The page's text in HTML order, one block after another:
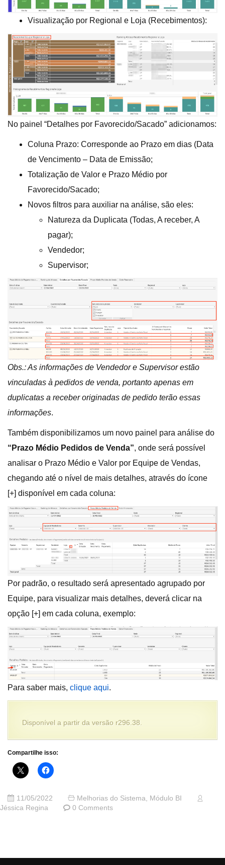
Visualização por Regional e Loja (Recebimentos):
No painel “Detalhes por Favorecido/Sacado” adicionamos:
Coluna Prazo: Corresponde ao Prazo em dias (Data
de Vencimento – Data de Emissão;
Totalização de Valor e Prazo Médio por
Favorecido/Sacado;
Novos filtros para auxiliar na análise, são eles:
Natureza da Duplicata (Todas, A receber, A
pagar);
Vendedor;
Supervisor;
Obs.: As informações de Vendedor e Supervisor estão
vinculadas à pedidos de venda, portanto apenas em
duplicatas a receber originadas de pedido terão essas
informações.
Também disponibilizamos um novo painel para análise do
“Prazo Médio Pedidos de Venda”, onde será possível
analisar o Prazo Médio e Valor por Equipe de Vendas,
chegando até o nível de mais detalhes, através do ícone
[+] disponível em cada coluna:
Por padrão, o resultado será apresentado agrupado por
Equipe, para visualizar mais detalhes, deverá clicar na
opção [+] em cada coluna, exemplo:
Para saber mais, clique aqui.
Disponível a partir da versão r296.38.
Compartilhe isso:
11/05/2022 Melhorias do Sistema
Módulo BI
Jéssica Regina
0 Comments